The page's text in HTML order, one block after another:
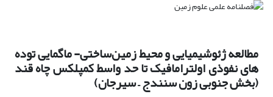
مطالعه ژئوشیمیایی و محیط زمین‌ساختی- ماگمایی توده
های نفوذی اولترامافیک تا حد واسط کمپلکس چاه قند
(بخش جنوبی زون سنندج – سیرجان)